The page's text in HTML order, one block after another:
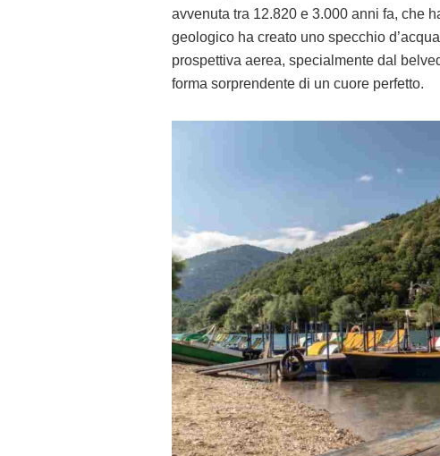
avvenuta tra 12.820 e 3.000 anni fa, che
geologico ha creato uno specchio
prospettiva aerea, specialmente dal
forma sorprendente di un cuore perfetto.